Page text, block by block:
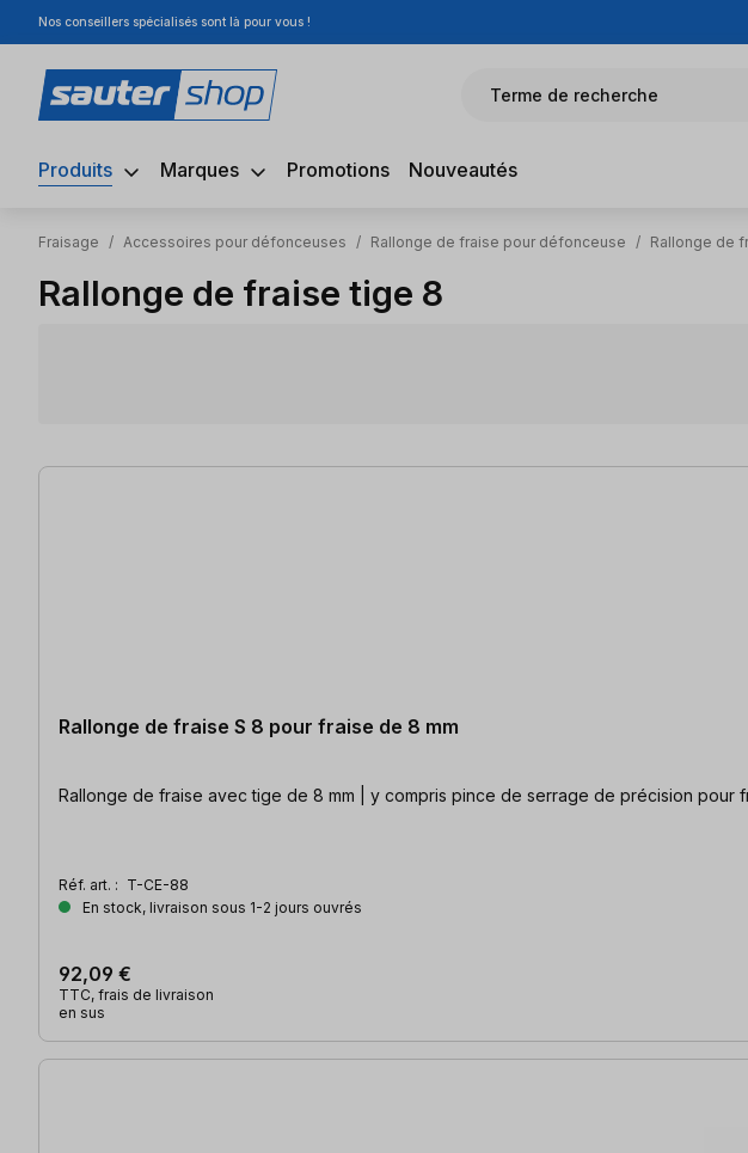
au contenu principal
Passer à la recherche
Passer à la navigation principale
Nos conseillers spécialisés sont là pour vous !
Terme de recherche
Produits Marques Promotions Nouveautés
Fraisage / Accessoires pour défonceuses / Rallonge de fraise pour défonceuse / Rallonge de
Rallonge de fraise tige 8
4 articles trouvés
Rallonge de fraise S 8 pour fraise de 8 mm
Rallonge de fraise avec tige de 8 mm | y compris pince de serrage de précision pour
Réf. art. : T-CE-88
En stock, livraison sous 1-2 jours ouvrés
92,09 €
TTC, frais de livraison
en sus